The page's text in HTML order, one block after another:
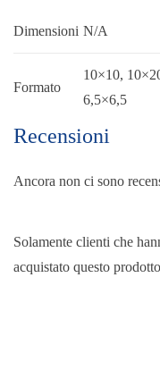
Dimensioni N/A
Formato
10×10,
6,5×6,5
Recensioni
Ancora non ci sono
Solamente clienti che
acquistato questo